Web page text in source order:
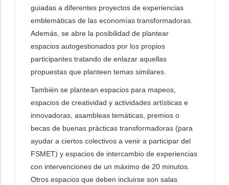
guiadas a diferentes proyectos de experiencias
emblemáticas de las economías transformadoras.
Además, se abre la posibilidad de plantear
espacios autogestionados por los propios
participantes tratando de enlazar aquellas
propuestas que planteen temas similares.
También se plantean espacios para mapeos,
espacios de creatividad y actividades artísticas e
innovadoras, asambleas temáticas, premios o
becas de buenas prácticas transformadoras (para
ayudar a ciertos colectivos a venir a participar del
FSMET) y espacios de intercambio de experiencias
con intervenciones de un máximo de 20 minutos.
Otros espacios que deben incluirse son salas